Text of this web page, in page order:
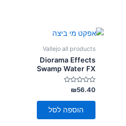
Vallejo all products
Diorama Effects
Swamp Water FX
דורג
0
מתוך
₪56.40
הוספה לסל